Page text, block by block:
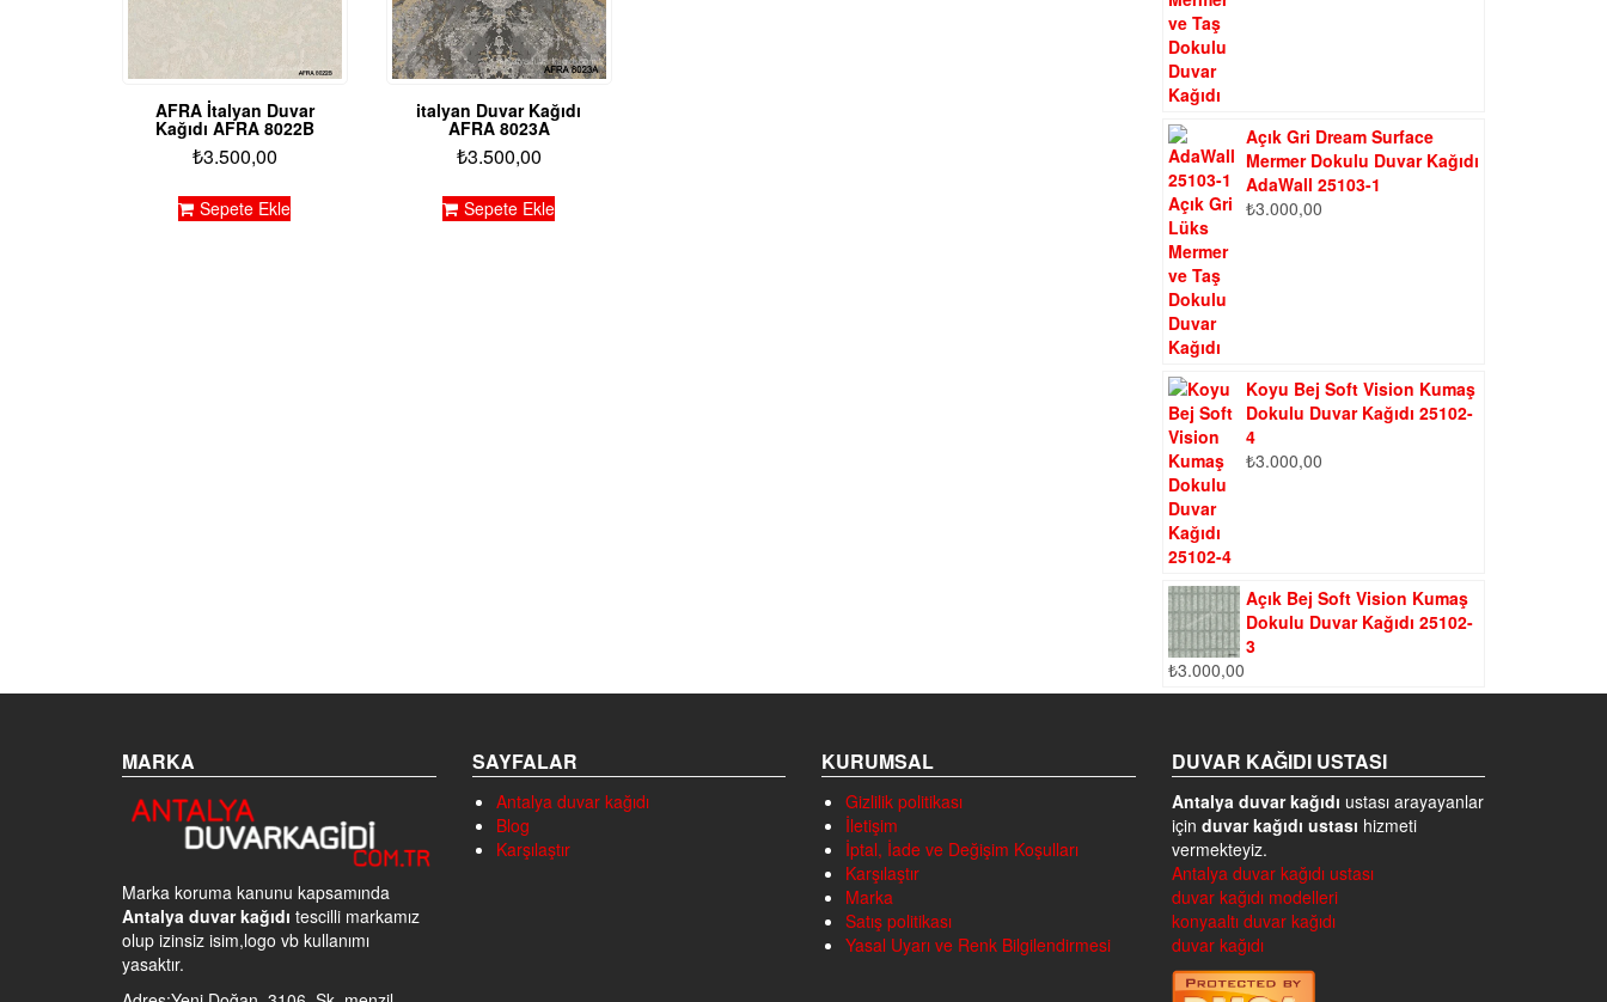
AFRA İtalyan Duvar
Kağıdı AFRA 8022B
₺3.500,00
Sepete Ekle
italyan Duvar Kağıdı
AFRA 8023A
₺3.500,00
Sepete Ekle
Açık Gri Dream Surface
Mermer Dokulu Duvar Kağıdı
AdaWall 25103-1
₺3.000,00
Koyu Bej Soft Vision Kumaş
Dokulu Duvar Kağıdı 25102-
4
₺3.000,00
Açık Bej Soft Vision Kumaş
Dokulu Duvar Kağıdı 25102-
3
₺3.000,00
MARKA
Marka koruma kanunu kapsamında
Antalya duvar kağıdı tescilli markamız
olup izinsiz isim,logo vb kullanımı
yasaktır.
SAYFALAR
Antalya duvar kağıdı
Blog
Karşılaştır
KURUMSAL
Gizlilik politikası
İletişim
İptal, İade ve Değişim Koşulları
Karşılaştır
Marka
Satış politikası
Yasal Uyarı ve Renk Bilgilendirmesi
DUVAR KAĞIDI USTASI
Antalya duvar kağıdı ustası arayayanlar
için duvar kağıdı ustası hizmeti
vermekteyiz.
Antalya duvar kağıdı ustası
duvar kağıdı modelleri
konyaaltı duvar kağıdı
duvar kağıdı